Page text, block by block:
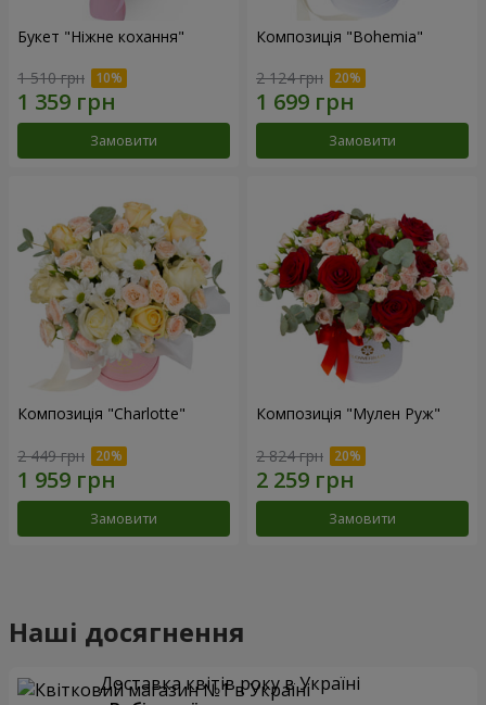
Букет "Ніжне кохання"
1 510 грн
Замовити
Композиція "Bohemia"
2 124 грн
Замовити
Композиція "Charlotte"
2 449 грн
Замовити
Композиція "Мулен Руж"
2 824 грн
Замовити
Наші досягнення
Доставка квітів року в Україні